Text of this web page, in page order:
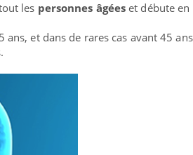
les personnes âgées et débute
et dans de rares cas avant 45